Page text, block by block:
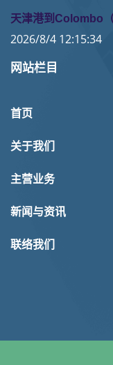
天津港到Colombo
2026/8/4 12:15:34
网站栏目
首页
关于我们
主营业务
新闻与资讯
联络我们